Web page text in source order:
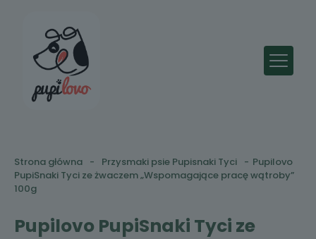
Strona główna - Przysmaki psie Pupisnaki Tyci - Pupilovo
PupiSnaki Tyci ze żwaczem „Wspomagające pracę wątroby”
100g
Pupilovo PupiSnaki Tyci ze